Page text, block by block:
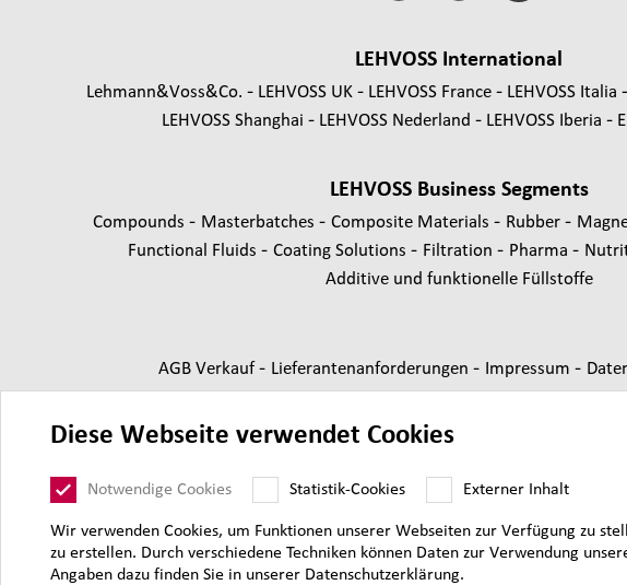
LEHVOSS International
Lehmann&Voss&Co. LEHVOSS UK LEHVOSS France LEHVOSS Italia
LEHVOSS Shanghai
LEHVOSS Nederland LEHVOSS Iberia
LEHVOSS Business Segments
Compounds - Masterbatches - Composite Materials - Rubber -
Functional Fluids - Coating Solutions - Filtration - Pharma -
Additive und funktionelle Füllstoffe
AGB Verkauf- Lieferantenanforderungen - Impressum -
Diese Webseite verwendet Cookies
Notwendige Cookies Statistik-Cookies Externer Inhalt
Wir verwenden Cookies, um Funktionen unserer Webseiten zur Verfügung zu
zu erstellen. Durch verschiedene Techniken können Daten zur Verwendung
Angaben dazu finden Sie in unserer Datenschutzerklärung.